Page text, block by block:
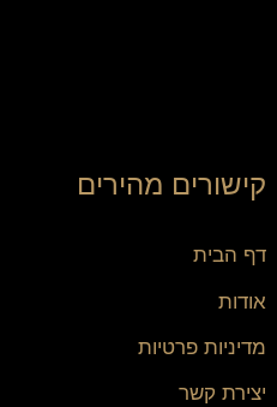
קישורים מהירים
דף הבית
אודות
מדיניות פרטיות
יצירת קשר